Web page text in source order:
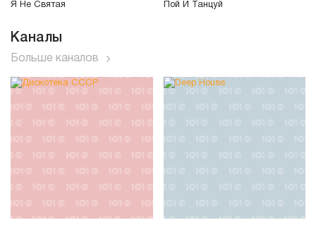
Я Не Святая Пой И Танцуй
Каналы
Больше каналов